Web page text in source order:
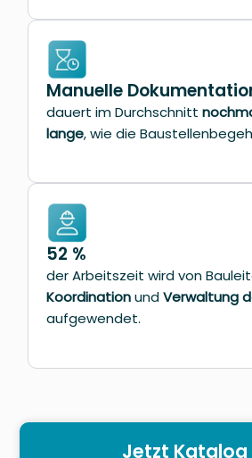
Manuelle
dauert im Durchschnitt
lange, wie die
52 %
der Arbeitszeit wird von
KoordinationundVerwaltung
aufgewendet.
Jetzt Katalog